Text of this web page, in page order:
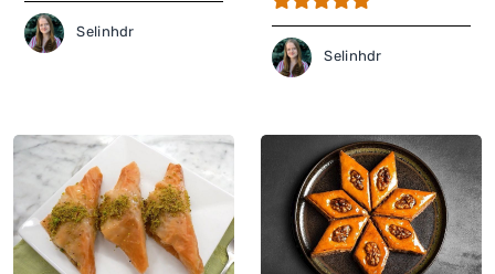
Selinhdr
Selinhdr